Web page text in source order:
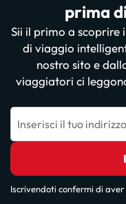
prima
Sii il primo a scoprire
di viaggio
nostro sito e
viaggiatori ci
Inserisci il tuo
Iscrivendoti confermi di